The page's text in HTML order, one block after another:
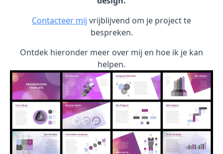
Contacteer mij vrijblijvend om je project te
bespreken.
Ontdek hieronder meer over mij en hoe ik je kan
helpen.